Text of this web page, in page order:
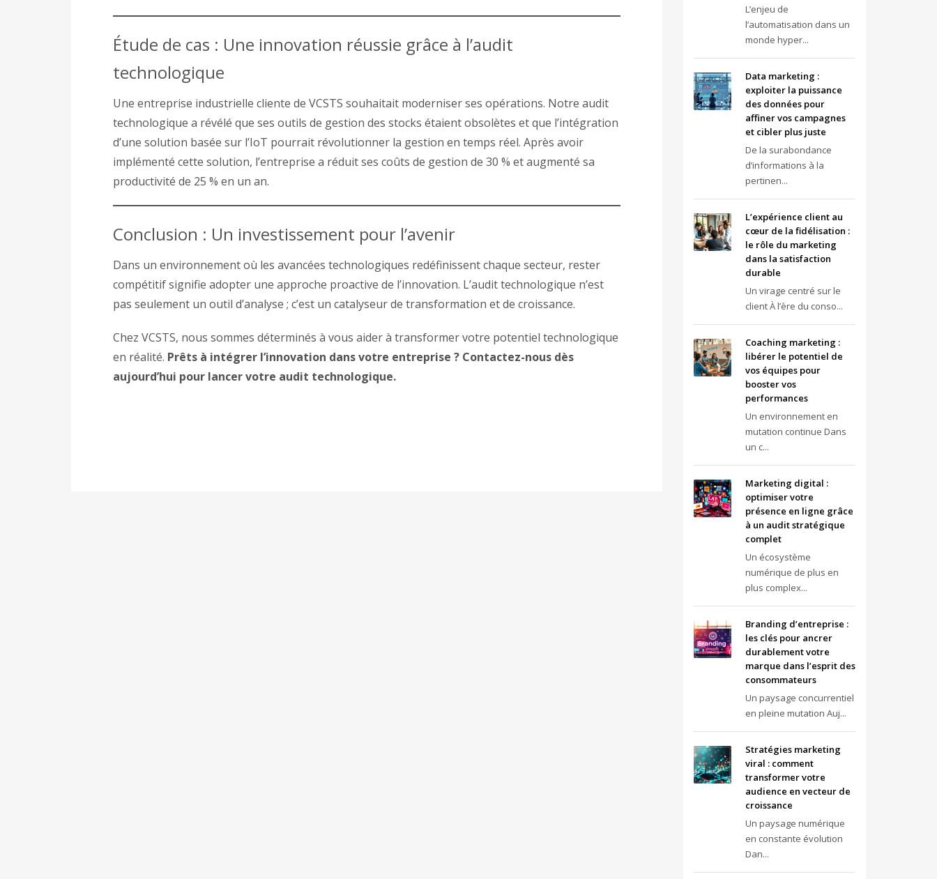
Étude de cas : Une innovation réussie grâce à l’audit
technologique
Une entreprise industrielle cliente de VCSTS souhaitait moderniser ses opérations. Notre audit
technologique a révélé que ses outils de gestion des stocks étaient obsolètes et que l’intégration
d’une solution basée sur l’IoT pourrait révolutionner la gestion en temps réel. Après avoir
implémenté cette solution, l’entreprise a réduit ses coûts de gestion de 30 % et augmenté sa
productivité de 25 % en un an.
Conclusion : Un investissement pour l’avenir
Dans un environnement où les avancées technologiques redéfinissent chaque secteur, rester
compétitif signifie adopter une approche proactive de l’innovation. L’audit technologique n’est
pas seulement un outil d’analyse ; c’est un catalyseur de transformation et de croissance.
Chez VCSTS, nous sommes déterminés à vous aider à transformer votre potentiel technologique
en réalité. Prêts à intégrer l’innovation dans votre entreprise ? Contactez-nous dès
aujourd’hui pour lancer votre audit technologique.
L’enjeu de
l’automatisation dans un
monde hyper...
Data marketing :
exploiter la puissance
des données pour
affiner vos campagnes
et cibler plus juste
De la surabondance
d’informations à la
pertinen...
L’expérience client au
cœur de la fidélisation :
le rôle du marketing
dans la satisfaction
durable
Un virage centré sur le
client À l’ère du conso...
Coaching marketing :
libérer le potentiel de
vos équipes pour
booster vos
performances
Un environnement en
mutation continue Dans
un c...
Marketing digital :
optimiser votre
présence en ligne grâce
à un audit stratégique
complet
Un écosystème
numérique de plus en
plus complex...
Branding d’entreprise :
les clés pour ancrer
durablement votre
marque dans l’esprit des
consommateurs
Un paysage concurrentiel
en pleine mutation Auj...
Stratégies marketing
viral : comment
transformer votre
audience en vecteur de
croissance
Un paysage numérique
en constante évolution
Dan...